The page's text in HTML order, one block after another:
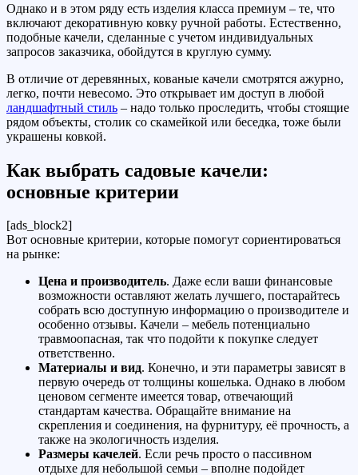
Однако и в этом ряду есть изделия класса премиум – те, что
включают декоративную ковку ручной работы. Естественно,
подобные качели, сделанные с учетом индивидуальных
запросов заказчика, обойдутся в круглую сумму.
В отличие от деревянных, кованые качели смотрятся ажурно,
легко, почти невесомо. Это открывает им доступ в любой
ландшафтный стиль – надо только проследить, чтобы стоящие
рядом объекты, столик со скамейкой или беседка, тоже были
украшены ковкой.
Как выбрать садовые качели:
основные критерии
[ads_block2]
Вот основные критерии, которые помогут сориентироваться
на рынке:
Цена и производитель. Даже если ваши финансовые
возможности оставляют желать лучшего, постарайтесь
собрать всю доступную информацию о производителе и
особенно отзывы. Качели – мебель потенциально
травмоопасная, так что подойти к покупке следует
ответственно.
Материалы и вид. Конечно, и эти параметры зависят в
первую очередь от толщины кошелька. Однако в любом
ценовом сегменте имеется товар, отвечающий
стандартам качества. Обращайте внимание на
скрепления и соединения, на фурнитуру, её прочность, а
также на экологичность изделия.
Размеры качелей. Если речь просто о пассивном
отдыхе для небольшой семьи – вполне подойдет